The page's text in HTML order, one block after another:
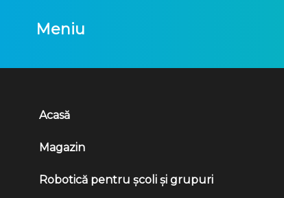
Meniu
Acasă
Magazin
Robotică pentru școli și grupuri